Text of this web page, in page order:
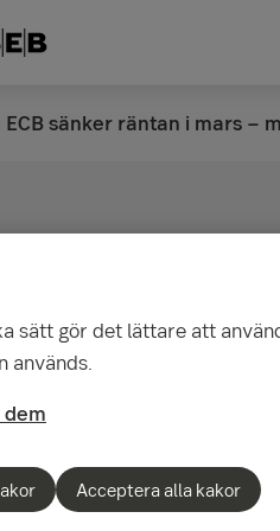
sänker räntan i mars
− men
högre
en
sätt gör det lättare att
används.
Acceptera alla kakor